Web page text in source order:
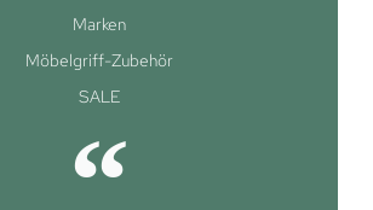
Marken
Möbelgriff-Zubehör
SALE